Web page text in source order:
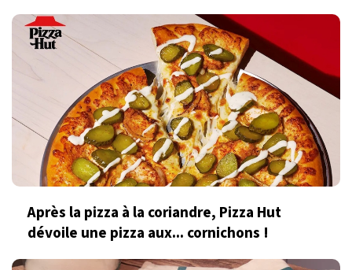
Après la pizza à la coriandre, Pizza Hut
dévoile une pizza aux... cornichons !